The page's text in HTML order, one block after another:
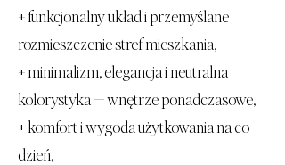
+ funkcjonalny układ i przemyślane
rozmieszczenie stref mieszkania,
+ minimalizm, elegancja i neutralna
kolorystyka — wnętrze ponadczasowe,
+ komfort i wygoda użytkowania na co
dzień,